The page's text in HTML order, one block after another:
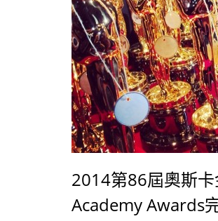
2014第86屆奧斯
Academy Awards